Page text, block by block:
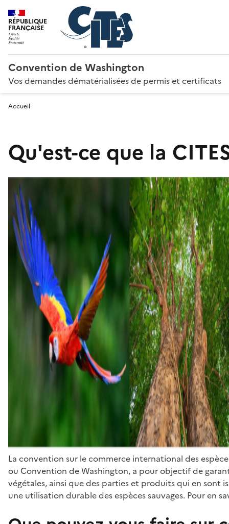
RÉPUBLIQUE
FRANÇAISE
Convention de Washington
Vos demandes dématérialisées de permis et certificats
Accueil
Qu'est-ce que la
La convention sur le commerce international des
ou Convention de Washington, a pour objectif de
végétales, ainsi que des parties et produits qui en sont
une utilisation durable des espèces sauvages. Pour en